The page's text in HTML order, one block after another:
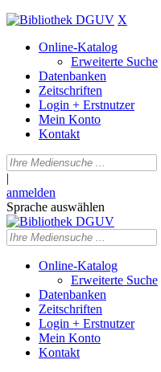
X
Online-Katalog
Erweiterte Suche
Datenbanken
Zeitschriften
Login + Erstnutzer
Mein Konto
Kontakt
|
anmelden
Sprache auswählen
Online-Katalog
Erweiterte Suche
Datenbanken
Zeitschriften
Login + Erstnutzer
Mein Konto
Kontakt